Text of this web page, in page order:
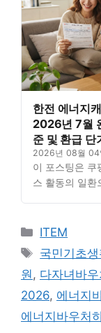
매달 받는 걸까
Read…
한전 에너지
2026년 7월
준 및 환급 단
리
2026년 08월 04
이 포스팅은 쿠
스 활동의 일환
처, 세대원 수별
매달 받는 걸까
Read…
카
테
고
리
ITEM
태
그
국민기초
원 , 다자녀바우
2026, 에너지
에너지바우처